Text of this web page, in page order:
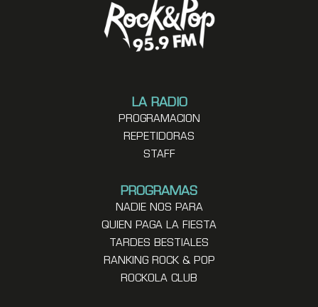
LA RADIO
PROGRAMACION
REPETIDORAS
STAFF
PROGRAMAS
NADIE NOS PARA
QUIEN PAGA LA FIESTA
TARDES BESTIALES
RANKING ROCK & POP
ROCKOLA CLUB